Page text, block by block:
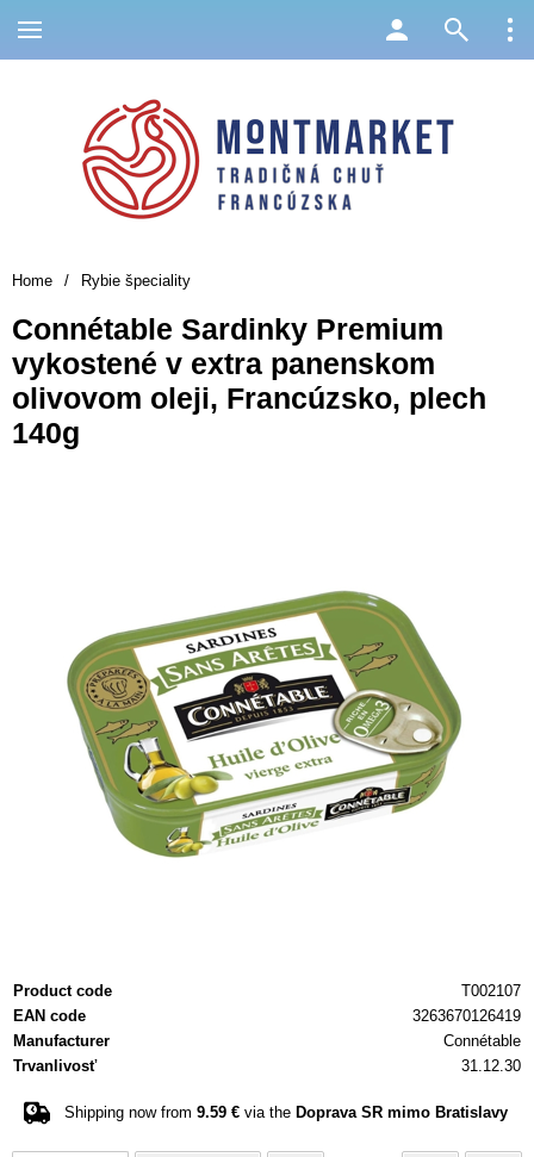
Home / Rybie špeciality
Connétable Sardinky Premium
vykostené v extra panenskom
olivovom oleji, Francúzsko, plech
140g
Product code
T002107
EAN code
3263670126419
Manufacturer
Connétable
Trvanlivosť
31.12.30
Shipping now from 9.59 € via the Doprava SR mimo Bratislavy